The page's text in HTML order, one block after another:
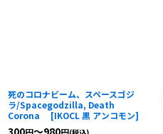
死のコロナビーム、スペースゴジ
ラ/Spacegodzilla, Death
Corona
[IKOCL 黒 アンコモン]
300円～980円